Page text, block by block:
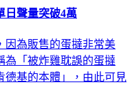
聲量突破4萬
因為販售的蛋撻非常美
為「被炸雞耽誤的蛋撻
德基的本體」，由此可見